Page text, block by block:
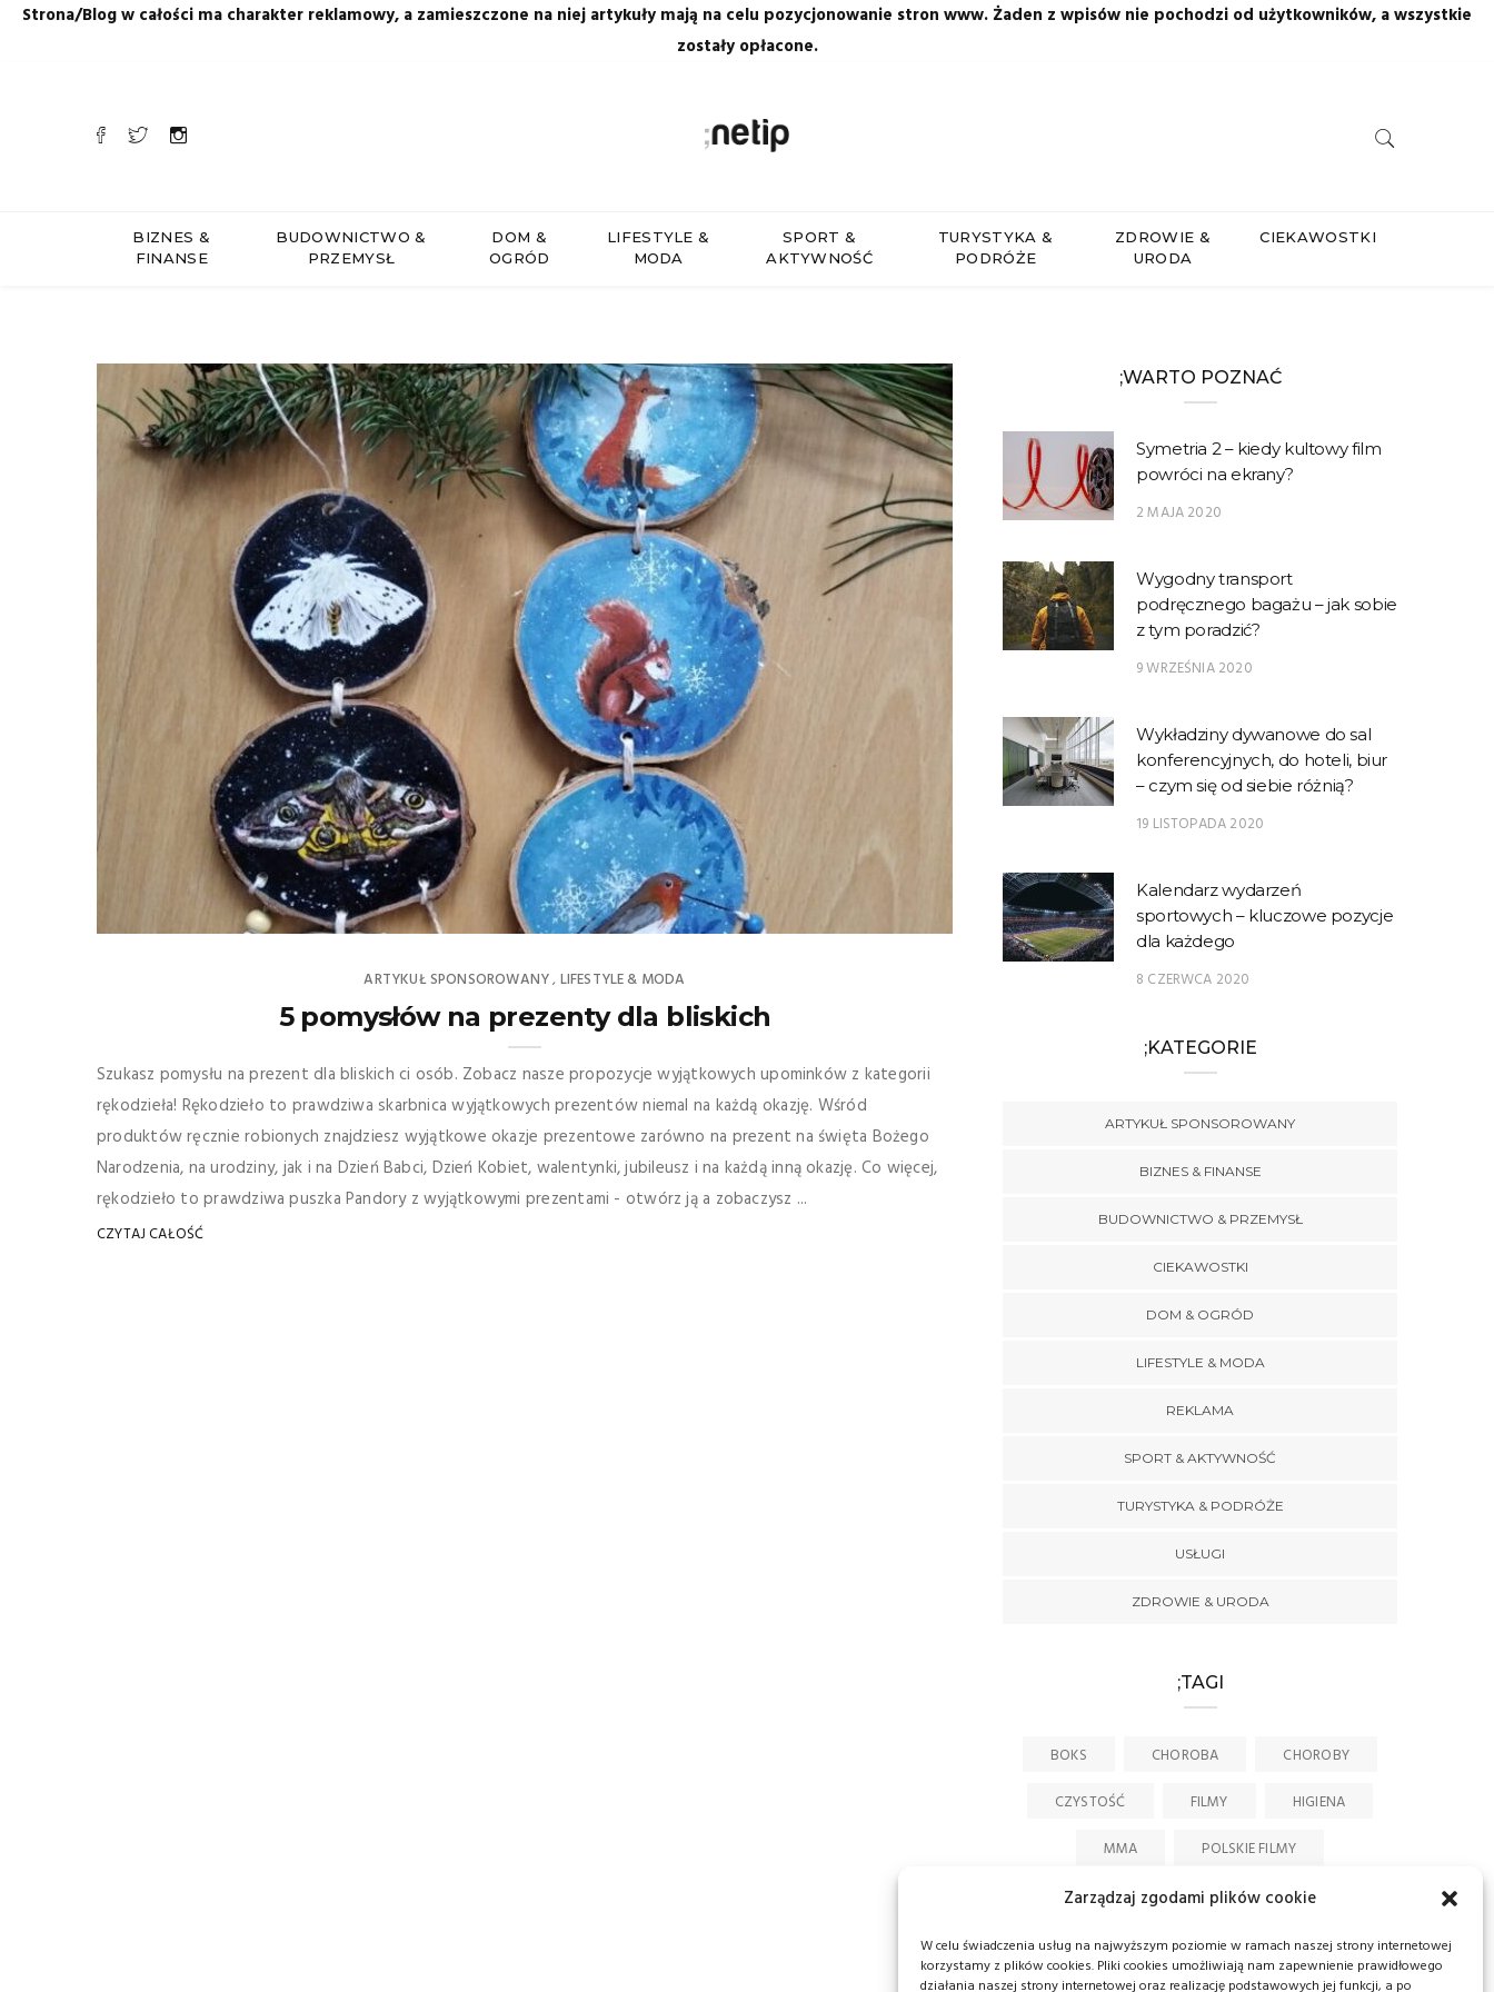
Zarządzaj zgodami plików cookie
W celu świadczenia usług na najwyższym poziomie w ramach naszej strony internetowej
korzystamy z plików cookies. Pliki cookies umożliwiają nam zapewnienie prawidłowego
działania naszej strony internetowej oraz realizację podstawowych jej funkcji, a po
Strona/Blog w całości ma charakter reklamowy, a zamieszczone na niej artykuły mają na celu pozycjonowanie stron www. Żaden z wpisów nie pochodzi od użytkowników, a wszystkie
zostały opłacone.
BIZNES &
FINANSE
BUDOWNICTWO &
PRZEMYSŁ
DOM &
OGRÓD
LIFESTYLE &
MODA
SPORT &
AKTYWNOŚĆ
TURYSTYKA &
PODRÓŻE
ZDROWIE &
URODA
CIEKAWOSTKI
ARTYKUŁ SPONSOROWANY, LIFESTYLE & MODA
5 pomysłów na prezenty dla bliskich
Szukasz pomysłu na prezent dla bliskich ci osób. Zobacz nasze propozycje wyjątkowych upominków z kategorii
rękodzieła! Rękodzieło to prawdziwa skarbnica wyjątkowych prezentów niemal na każdą okazję. Wśród
produktów ręcznie robionych znajdziesz wyjątkowe okazje prezentowe zarówno na prezent na święta Bożego
Narodzenia, na urodziny, jak i na Dzień Babci, Dzień Kobiet, walentynki, jubileusz i na każdą inną okazję. Co więcej,
rękodzieło to prawdziwa puszka Pandory z wyjątkowymi prezentami - otwórz ją a zobaczysz ...
CZYTAJ CAŁOŚĆ
;WARTO POZNAĆ
Symetria 2 – kiedy kultowy film
powróci na ekrany?
2 MAJA 2020
Wygodny transport
podręcznego bagażu – jak sobie
z tym poradzić?
9 WRZEŚNIA 2020
Wykładziny dywanowe do sal
konferencyjnych, do hoteli, biur
– czym się od siebie różnią?
19 LISTOPADA 2020
Kalendarz wydarzeń
sportowych – kluczowe pozycje
dla każdego
8 CZERWCA 2020
;KATEGORIE
ARTYKUŁ SPONSOROWANY
BIZNES & FINANSE
BUDOWNICTWO & PRZEMYSŁ
CIEKAWOSTKI
DOM & OGRÓD
LIFESTYLE & MODA
REKLAMA
SPORT & AKTYWNOŚĆ
TURYSTYKA & PODRÓŻE
USŁUGI
ZDROWIE & URODA
;TAGI
BOKS CHOROBA
CHOROBY
CZYSTOŚĆ
FILMY
HIGIENA
MMA
POLSKIE FILMY
POMYSŁ NA PREZENT
RĘKODZIEŁO
SPORT
WOJNA ŚWIAT